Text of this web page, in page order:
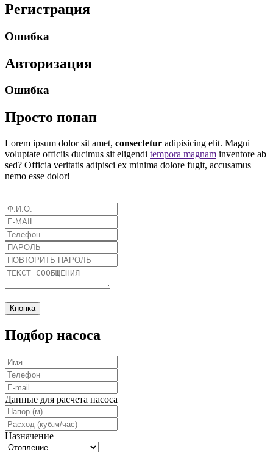
Регистрация
Ошибка
Авторизация
Ошибка
Просто попап
Lorem ipsum dolor sit amet, consectetur adipisicing elit. Magni
voluptate officiis ducimus sit eligendi tempora magnam inventore ab
sed? Officia veritatis adipisci ex minima dolore fugit, accusamus
nemo esse dolor!
Кнопка
Подбор насоса
Данные для расчета насоса
Назначение